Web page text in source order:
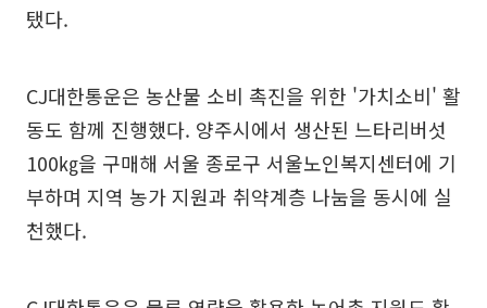
탰다.
CJ대한통운은 농산물 소비 촉진을 위한 '가치소비' 활
동도 함께 진행했다. 양주시에서 생산된 느타리버섯
100㎏을 구매해 서울 종로구 서울노인복지센터에 기
부하며 지역 농가 지원과 취약계층 나눔을 동시에 실
천했다.